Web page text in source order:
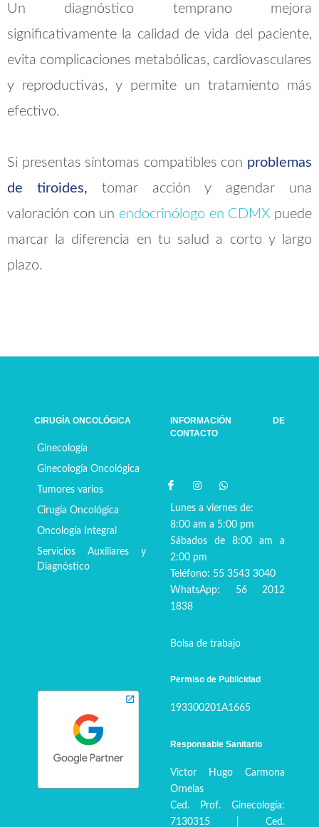
Un diagnóstico temprano mejora
significativamente la calidad de vida del paciente,
evita complicaciones metabólicas, cardiovasculares
y reproductivas, y permite un tratamiento más
efectivo.
Si presentas síntomas compatibles con problemas
de tiroides, tomar acción y agendar una
valoración con un endocrinólogo en CDMX puede
marcar la diferencia en tu salud a corto y largo
plazo.
CIRUGÍA ONCOLÓGICA
Ginecología
Ginecología Oncológica
Tumores varios
Cirugía Oncológica
Oncología Integral
Servicios Auxiliares y
Diagnóstico
INFORMACIÓN DE
CONTACTO
Lunes a viernes de:
8:00 am a 5:00 pm
Sábados de 8:00 am a
2:00 pm
Teléfono: 55 3543 3040
WhatsApp: 56 2012
1838
Bolsa de trabajo
Permiso de Publicidad
193300201A1665
Responsable Sanitario
Victor Hugo Carmona
Ornelas
Ced. Prof. Ginecología:
7130315 | Ced.